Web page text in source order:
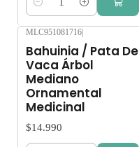
Cantidad
MLC951081716|
Bahuinia / Pata De
Vaca Árbol
Mediano
Ornamental
Medicinal
$14.990